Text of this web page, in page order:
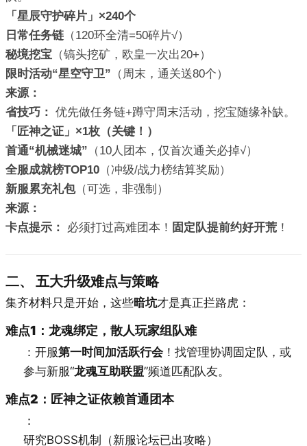
「星辰守护碎片」×240个
日常任务链 （120环全清=50碎片√）
秘境挖宝 （镐头挖矿，欧皇一次出20+）
限时活动“星空守卫” （周末，通关送80个）
来源：
省技巧： 优先做任务链+蹲守周末活动，挖宝随缘补缺。
「匠神之证」×1枚（关键！）
首通“机械迷城” （10人团本，仅首次通关必掉√）
全服成就榜TOP10 （冲级/战力榜结算奖励）
新服累充礼包（可选，非强制）
来源：
卡点提示：
必须打过高难团本！ 固定队提前约好开荒 ！
二、 五大升级难点与策略
集齐材料只是开始，这些暗坑才是真正拦路虎：
难点1：龙魂绑定，散人玩家组队难
：开服第一时间加活跃行会 ！找管理协调固定队，或
参与新服“龙魂互助联盟”频道匹配队友。
难点2：匠神之证依赖首通团本
：
研究BOSS机制（新服论坛已出攻略）